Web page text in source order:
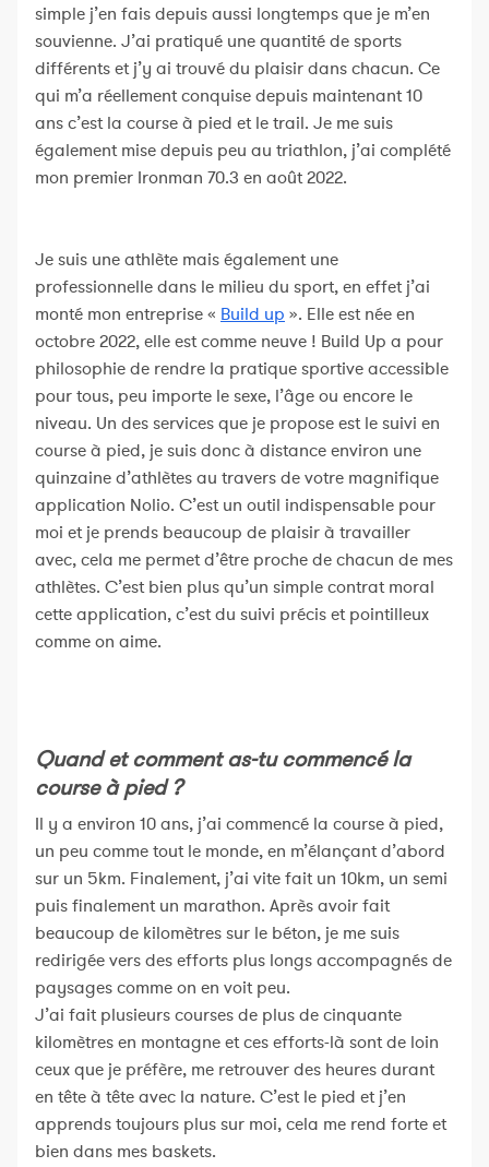
simple j’en fais depuis aussi longtemps que je m’en
souvienne. J’ai pratiqué une quantité de sports
différents et j’y ai trouvé du plaisir dans chacun. Ce
qui m’a réellement conquise depuis maintenant 10
ans c’est la course à pied et le trail. Je me suis
également mise depuis peu au triathlon, j’ai complété
mon premier Ironman 70.3 en août 2022.
Je suis une athlète mais également une
professionnelle dans le milieu du sport, en effet j’ai
monté mon entreprise « Build up ». Elle est née en
octobre 2022, elle est comme neuve ! Build Up a pour
philosophie de rendre la pratique sportive accessible
pour tous, peu importe le sexe, l’âge ou encore le
niveau. Un des services que je propose est le suivi en
course à pied, je suis donc à distance environ une
quinzaine d’athlètes au travers de votre magnifique
application Nolio. C’est un outil indispensable pour
moi et je prends beaucoup de plaisir à travailler
avec, cela me permet d’être proche de chacun de mes
athlètes. C’est bien plus qu’un simple contrat moral
cette application, c’est du suivi précis et pointilleux
comme on aime.
Quand et comment as-tu commencé la
course à pied ?
Il y a environ 10 ans, j’ai commencé la course à pied,
un peu comme tout le monde, en m’élançant d’abord
sur un 5km. Finalement, j’ai vite fait un 10km, un semi
puis finalement un marathon. Après avoir fait
beaucoup de kilomètres sur le béton, je me suis
redirigée vers des efforts plus longs accompagnés de
paysages comme on en voit peu.
J’ai fait plusieurs courses de plus de cinquante
kilomètres en montagne et ces efforts-là sont de loin
ceux que je préfère, me retrouver des heures durant
en tête à tête avec la nature. C’est le pied et j’en
apprends toujours plus sur moi, cela me rend forte et
bien dans mes baskets.